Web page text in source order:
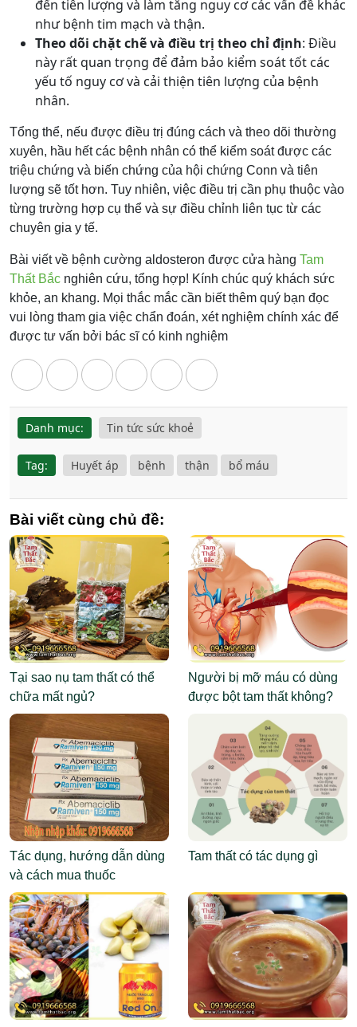
đến tiên lượng và làm tăng nguy cơ các vấn đề khác
như bệnh tim mạch và thận.
Theo dõi chặt chẽ và điều trị theo chỉ định: Điều
này rất quan trọng để đảm bảo kiểm soát tốt các
yếu tố nguy cơ và cải thiện tiên lượng của bệnh
nhân.
Tổng thể, nếu được điều trị đúng cách và theo dõi thường
xuyên, hầu hết các bệnh nhân có thể kiểm soát được các
triệu chứng và biến chứng của hội chứng Conn và tiên
lượng sẽ tốt hơn. Tuy nhiên, việc điều trị cần phụ thuộc vào
từng trường hợp cụ thể và sự điều chỉnh liên tục từ các
chuyên gia y tế.
Bài viết về bệnh cường aldosteron được cửa hàng Tam
Thất Bắc nghiên cứu, tổng hợp! Kính chúc quý khách sức
khỏe, an khang. Mọi thắc mắc cần biết thêm quý bạn đọc
vui lòng tham gia việc chẩn đoán, xét nghiệm chính xác để
được tư vấn bởi bác sĩ có kinh nghiệm
Danh mục: Tin tức sức khoẻ
Tag: Huyết áp bệnh thận bổ máu
Bài viết cùng chủ đề:
Tại sao nụ tam thất có thể
chữa mất ngủ?
Người bị mỡ máu có dùng
được bột tam thất không?
Tác dụng, hướng dẫn dùng
và cách mua thuốc
Abemaciclib
Tam thất có tác dụng gì